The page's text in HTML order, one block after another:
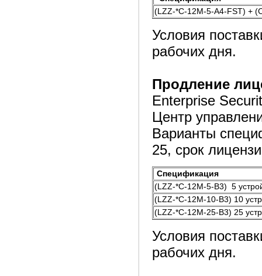
(LZZ-*C-12M-5-A4-FST) +
Условия
рабочих дня.
Продление
Enterprise
Центр
Варианты
25, срок
Спецификация
(LZZ-*C-12M-5-B3) 5
(LZZ-*C-12M-10-B3) 10
(LZZ-*C-12M-25-B3) 25
Условия
рабочих дня.